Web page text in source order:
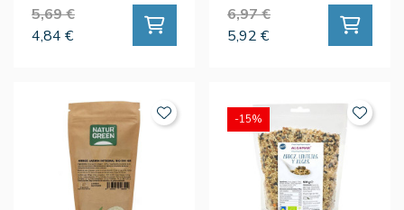
5,69 €
4,84 €
6,97 €
5,92 €
-15%